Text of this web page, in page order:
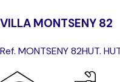
VILLA MONTSENY 82
Ref. MONTSENY 82HUT.